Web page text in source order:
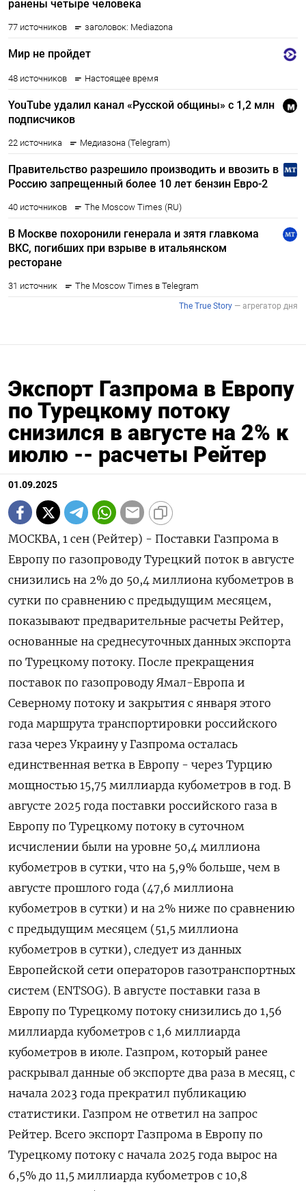
Экспорт Газпрома в Европу
по Турецкому потоку
снизился в августе на 2% к
июлю -- расчеты Рейтер
01.09.2025
МОСКВА, 1 сен (Рейтер) - Поставки Газпрома в
Европу по газопроводу Турецкий поток в августе
снизились на 2% до 50,4 миллиона кубометров в
сутки по сравнению с предыдущим месяцем,
показывают предварительные расчеты Рейтер,
основанные на среднесуточных данных экспорта
по Турецкому потоку. После прекращения
поставок по газопроводу Ямал-Европа и
Северному потоку и закрытия с января этого
года маршрута транспортировки российского
газа через Украину у Газпрома осталась
единственная ветка в Европу - через Турцию
мощностью 15,75 миллиарда кубометров в год. В
августе 2025 года поставки российского газа в
Европу по Турецкому потоку в суточном
исчислении были на уровне 50,4 миллиона
кубометров в сутки, что на 5,9% больше, чем в
августе прошлого года (47,6 миллиона
кубометров в сутки) и на 2% ниже по сравнению
с предыдущим месяцем (51,5 миллиона
кубометров в сутки), следует из данных
Европейской сети операторов газотранспортных
систем (ENTSOG). В августе поставки газа в
Европу по Турецкому потоку снизились до 1,56
миллиарда кубометров с 1,6 миллиарда
кубометров в июле. Газпром, который ранее
раскрывал данные об экспорте два раза в месяц, с
начала 2023 года прекратил публикацию
статистики. Газпром не ответил на запрос
Рейтер. Всего экспорт Газпрома в Европу по
Турецкому потоку с начала 2025 года вырос на
6,5% до 11,5 миллиарда кубометров с 10,8